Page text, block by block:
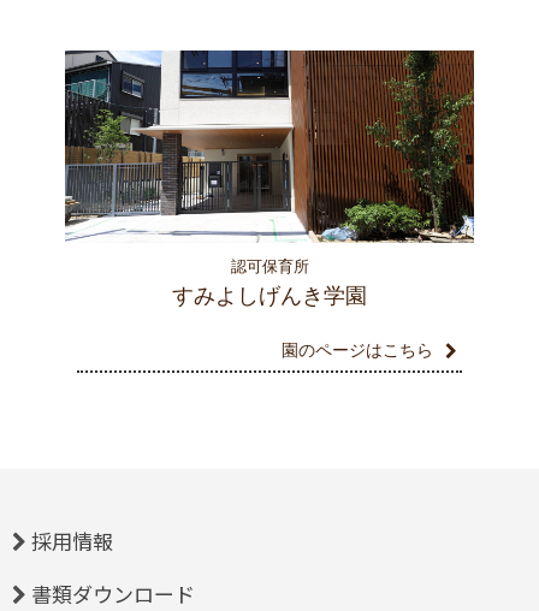
認可保育所
すみよしげんき学園
園のページはこちら
採用情報
書類ダウンロード